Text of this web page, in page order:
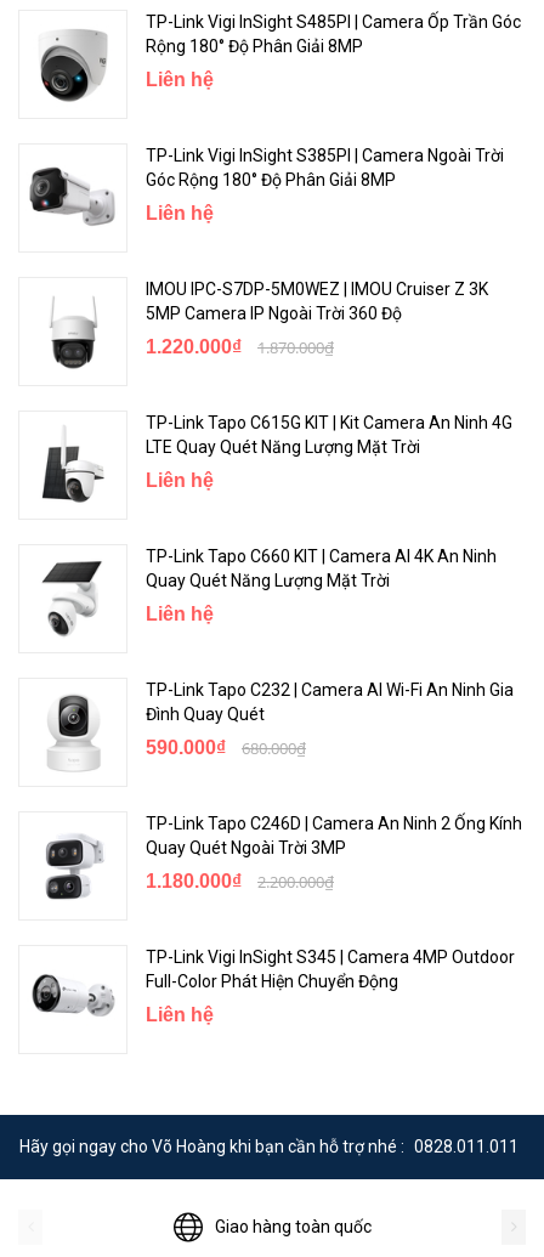
Kiểm soát thông báo bằng cách khoanh vùng các khu vực quan
trọng.
Theo Dõi Chuyển Động Thông Minh Và Chính Xác, Luôn Biết
Điều Quan Trọng Nhất Đối Với Bạn
tiêu (người hoặc thú cưng) trong khung hình.
Thay vì hình ảnh trắng đen thông thường, Tapo C216 cung cấp
Có
Nguồn
24 tháng
TP-Link Vigi InSight S485PI | Camera Ốp Trần Góc
Rộng 180° Độ Phân Giải 8MP
Liên hệ
TP-Link Vigi InSight S385PI | Camera Ngoài Trời
Góc Rộng 180° Độ Phân Giải 8MP
Liên hệ
IMOU IPC-S7DP-5M0WEZ | IMOU Cruiser Z 3K
5MP Camera IP Ngoài Trời 360 Độ
1.220.000₫ 1.870.000₫
TP-Link Tapo C615G KIT | Kit Camera An Ninh 4G
LTE Quay Quét Năng Lượng Mặt Trời
Liên hệ
TP-Link Tapo C660 KIT | Camera AI 4K An Ninh
Quay Quét Năng Lượng Mặt Trời
Liên hệ
TP-Link Tapo C232 | Camera AI Wi-Fi An Ninh Gia
Đình Quay Quét
590.000₫ 680.000₫
TP-Link Tapo C246D | Camera An Ninh 2 Ống Kính
Quay Quét Ngoài Trời 3MP
1.180.000₫ 2.200.000₫
TP-Link Vigi InSight S345 | Camera 4MP Outdoor
Full-Color Phát Hiện Chuyển Động
Liên hệ
Hãy gọi ngay cho Võ Hoàng khi bạn cần hỗ trợ nhé : 0828.011.011
Giao hàng toàn quốc